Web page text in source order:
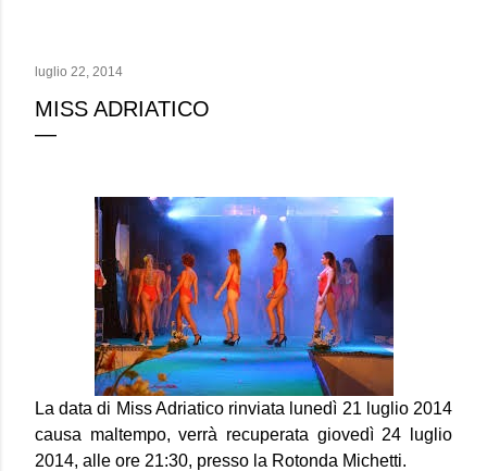
luglio 22, 2014
MISS ADRIATICO
La data di Miss Adriatico rinviata lunedì 21 luglio 2014
causa maltempo, verrà recuperata giovedì 24 luglio
2014, alle ore 21:30, presso la Rotonda Michetti.